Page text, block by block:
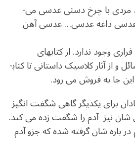
وقت ناهار که می­ رسد، مردی با چرخ دستی عدسی می­
عدسی داغه عدسی… عدسی آهن
وجود ندارد. از کتاب­های
و از آثار کلاسیک داستانی تا کتاب­
جا به فروش می­ رود.
برای یکدیگر گاهی شگفت انگیز
نیز آدم را شگفت زده می کند.
باره شان گرفته شده که جزو آدم